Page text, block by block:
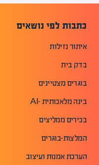
כתבות לפי נושאים
איתור נזילות
בדק בית
בוגרים מצטיינים
בינה מלאכותית -AI
בכירים ממליצים
המלצות-בוגרים
הערכת אמנות ועיצוב